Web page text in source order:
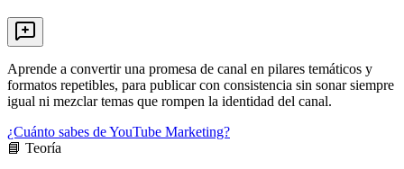
Aprende a convertir una promesa de canal en pilares temáticos y
formatos repetibles, para publicar con consistencia sin sonar siempre
igual ni mezclar temas que rompen la identidad del canal.
¿Cuánto sabes de YouTube Marketing?
📘 Teoría